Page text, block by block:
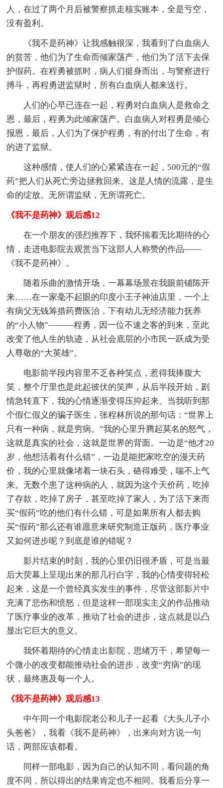
人，在过了两个月后被警察抓走核实账本，全是亏空，
没有盈利。
《我不是药神》让我感触很深，我看到了白血病人
的贫苦，他们为了生命而倾家荡产，他们为了活下去保
护假药。在程勇被抓时，病人们挺身而出，与警察进行
搏斗，再程勇进监狱时，所有白血病人都来送行。
人们的心早已连在一起，程勇对白血病人是救命之
恩，最后，程勇为此倾家荡产。白血病人对程勇是倾心
报恩，最后，人们为了保护程勇，有的付出了生命，有
的进了监狱。
这种感情，使人们的心紧紧连在一起，500元的“假
药”把人们从死亡旁边拯救回来。这是人情的流露，是生
命的绽放。无所谓监狱，无所谓死亡。
《我不是药神》观后感12
在一个朋友的强烈推荐下，我怀揣着无比期待的心
情，走进电影院去观赏当下这部人人称赞的作品——
《我不是药神》。
随着乐曲的激情开场，一幕幕场景在我眼前铺陈开
来……在一家毫不起眼的印度小王子神油店里，一个上
有病父无钱筹措药费医治，下有幼儿无经济能力抚养
的“小人物”———程勇，因一位不速之客的到来，至此
改变了他人生的轨迹，从社会底层的小市民一跃成为受
人尊敬的“大英雄”。
电影前半段内容里不乏各种笑点，惹得我捧腹大
笑，整个厅里也是此起彼伏的笑声，从后半段开始，剧
情急转直下，我的心情逐渐变得压抑起来。当我听到那
个假仁假义的骗子医生，张程林所说的那句话：“世界上
只有一种病，就是穷病。”我的心里升腾起莫名的怒气，
这就是真实的社会，这就是世界的背面。一边是“他才20
岁，他想活着有什么错”，一边是能把家吃空的漫天药
价，我的心里就像堵着一块石头，硌得难受，喘不上气
来。无数个患了这种病的人，就因为这个天价药，吃掉
了存款，吃掉了房子，甚至吃掉了家人，为了活下来而
买“假药”吃的他们有什么错，可是如果所有人都去购
买“假药”那么还有谁愿意来研究制造正版药，医疗事业
又如何进步呢？到底是谁的错呢？
影片结束的时刻，我的心里仍旧很矛盾，可是当最
后大荧幕上呈现出来的那几行白字，我的心情变得轻松
起来，这是一个曾经真实发生的事件，尽管这部影片中
充满了悲伤和愤怒，但是这样一部现实主义的作品推动
了医疗事业的改革，推动了社会的进步，这点就是以凸
显出它巨大的意义。
我怀着期待的心情走出影院，思绪万千，希望每一
个微小的改变都能推动社会的进步，改变“穷病”的现
状，最终惠及每一个人。
《我不是药神》观后感13
中午同一个电影院老公和儿子一起看《大头儿子小
头爸爸》，我看《我不是药神》，出来向对方说一句
话，两部应该都看。
同样一部电影，因为自己的认知不同，看问题的角
度不同，所以得出的结果肯定也不相同。我看后分享一